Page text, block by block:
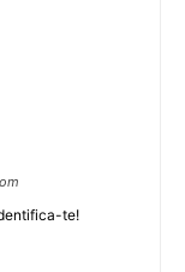
te!